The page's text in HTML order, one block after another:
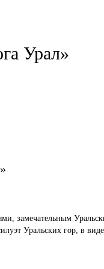
Урал»
замечательным
Уральских гор, в